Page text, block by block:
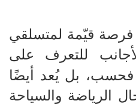
فرصة قيّمة لمتسلقي
للتعرف على
فحسب، بل يُعد أيضًا
الرياضة والسياحة